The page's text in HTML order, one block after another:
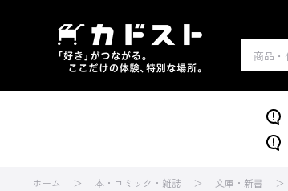
ホーム 本・コミック・雑誌 文庫・新書